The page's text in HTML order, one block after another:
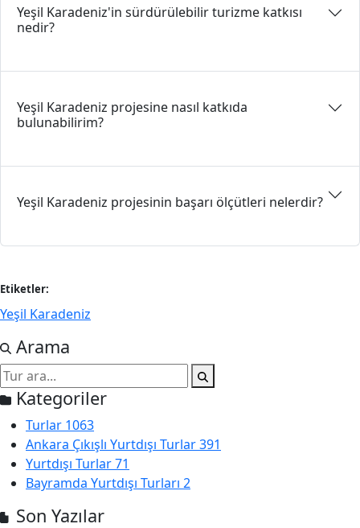
Yeşil Karadeniz'in sürdürülebilir turizme katkısı
nedir?
Yeşil Karadeniz projesine nasıl katkıda
bulunabilirim?
Yeşil Karadeniz projesinin başarı ölçütleri nelerdir?
Etiketler:
Yeşil Karadeniz
Arama
Kategoriler
Turlar 1063
Ankara Çıkışlı Yurtdışı Turlar391
Yurtdışı Turlar71
Bayramda Yurtdışı Turları 2
Son Yazılar